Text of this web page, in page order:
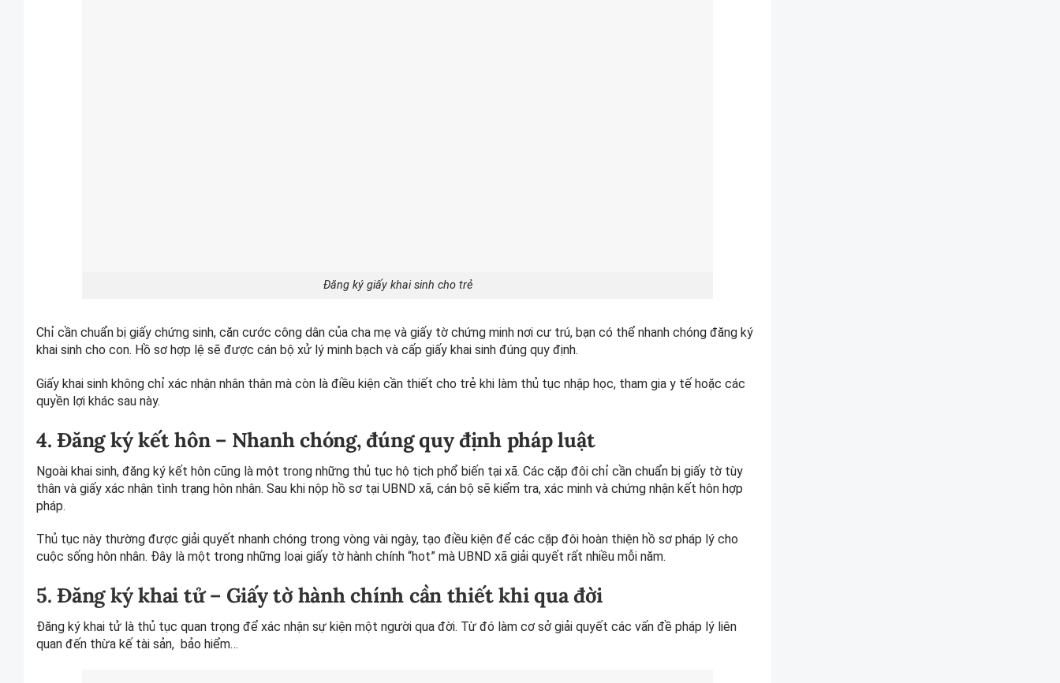
Đăng ký giấy khai sinh cho trẻ
Chỉ cần chuẩn bị giấy chứng sinh, căn cước công dân của cha mẹ và giấy tờ chứng minh nơi cư trú, bạn có thể nhanh chóng đăng ký
khai sinh cho con. Hồ sơ hợp lệ sẽ được cán bộ xử lý minh bạch và cấp giấy khai sinh đúng quy định.
Giấy khai sinh không chỉ xác nhận nhân thân mà còn là điều kiện cần thiết cho trẻ khi làm thủ tục nhập học, tham gia y tế hoặc các
quyền lợi khác sau này.
4. Đăng ký kết hôn – Nhanh chóng, đúng quy định pháp luật
Ngoài khai sinh, đăng ký kết hôn cũng là một trong những thủ tục hộ tịch phổ biến tại xã. Các cặp đôi chỉ cần chuẩn bị giấy tờ tùy
thân và giấy xác nhận tình trạng hôn nhân. Sau khi nộp hồ sơ tại UBND xã, cán bộ sẽ kiểm tra, xác minh và chứng nhận kết hôn hợp
pháp.
Thủ tục này thường được giải quyết nhanh chóng trong vòng vài ngày, tạo điều kiện để các cặp đôi hoàn thiện hồ sơ pháp lý cho
cuộc sống hôn nhân. Đây là một trong những loại giấy tờ hành chính “hot” mà UBND xã giải quyết rất nhiều mỗi năm.
5. Đăng ký khai tử – Giấy tờ hành chính cần thiết khi qua đời
Đăng ký khai tử là thủ tục quan trọng để xác nhận sự kiện một người qua đời. Từ đó làm cơ sở giải quyết các vấn đề pháp lý liên
quan đến thừa kế tài sản, bảo hiểm…